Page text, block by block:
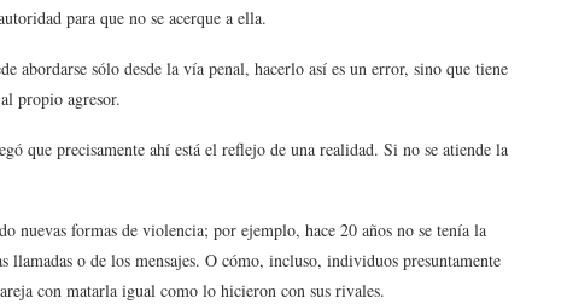
para que no se acerque a ella.
abordarse sólo desde la vía penal, hacerlo así es un error, sino que tiene
propio agresor.
que precisamente ahí está el reflejo de una realidad. Si no se atiende la
nuevas formas de violencia; por ejemplo, hace 20 años no se tenía la
o de los mensajes. O cómo, incluso, individuos presuntamente
con matarla igual como lo hicieron con sus rivales.